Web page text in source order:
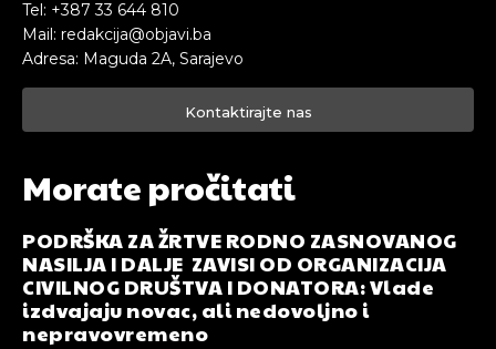
Tel: +387 33 644 810
Mail: redakcija@objavi.ba
Adresa: Maguda 2A, Sarajevo
Kontaktirajte nas
Morate pročitati
PODRŠKA ZA ŽRTVE RODNO ZASNOVANOG
NASILJA I DALJE ZAVISI OD ORGANIZACIJA
CIVILNOG DRUŠTVA I DONATORA: Vlade
izdvajaju novac, ali nedovoljno i
nepravovremeno